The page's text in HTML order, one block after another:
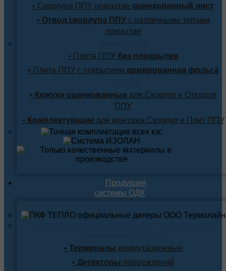
• Скорлупа ППУ покрытие оцинкованный лист
• Отвод скорлупа ППУс различными типами
покрытия
• Плита ППУ без плокрытия
• Плита ППУ с покрытием армированная фольга
• Кожухи оцинкованные для Скорлуп и Отводов
ППУ
• Комплектующие для монтажа Скорлуп и Плит ППУ
Продукция
системы ОДК
• Терминалы коммутационные
• Детекторы повреждений